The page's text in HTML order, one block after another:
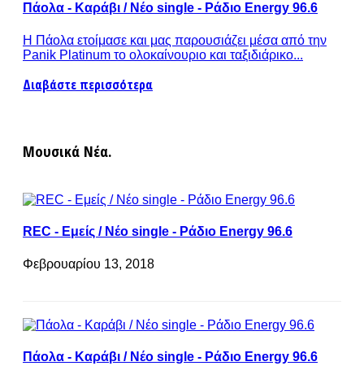
Πάολα - Καράβι / Νέο single - Ράδιο Energy 96.6
Η Πάολα ετοίμασε και μας παρουσιάζει μέσα από την
Panik Platinum το ολοκαίνουριο και ταξιδιάρικο...
Διαβάστε περισσότερα
Μουσικά Νέα.
REC - Εμείς / Νέο single - Ράδιο Energy 96.6
Φεβρουαρίου 13, 2018
Πάολα - Καράβι / Νέο single - Ράδιο Energy 96.6